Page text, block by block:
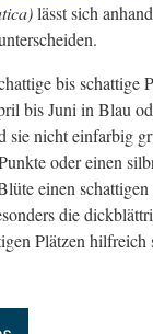
lässt sich
bis schattige
bis Juni in Blau
nicht einfarbig
oder einen
einen
die
Plätzen hilfreich